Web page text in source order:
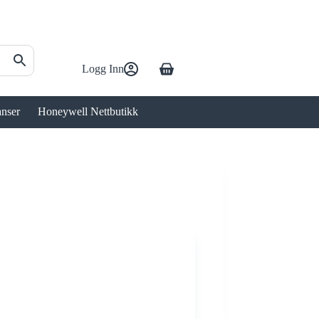
Logg Inn Handlekurv
Honeywell Nettbutikk